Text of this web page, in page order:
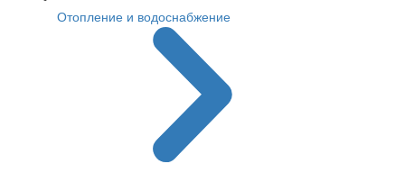
Отопление и водоснабжение